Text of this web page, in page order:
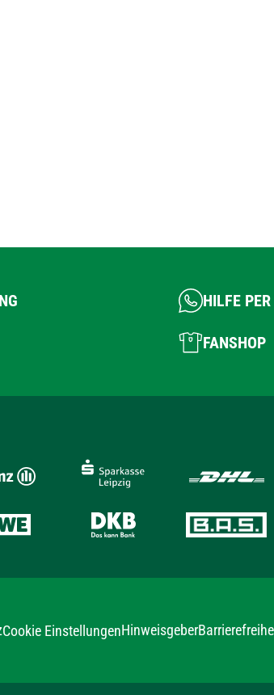
HILFE
FANSHOP
Cookie EinstellungenHinweisgeber